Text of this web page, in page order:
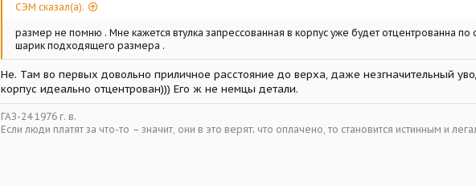
СЭМ сказал(а):
размер не помню . Мне кажется втулка запрессованная в корпус уже будет отцентрованна
шарик подходящего размера .
Не. Там во первых довольно приличное расстояние до верха, даже незгначительный
корпус идеально отцентрован))) Его ж не немцы детали.
ГАЗ-24 1976 г. в.
Если люди платят за что-то – значит, они в это верят; что оплачено, то становится истинным и